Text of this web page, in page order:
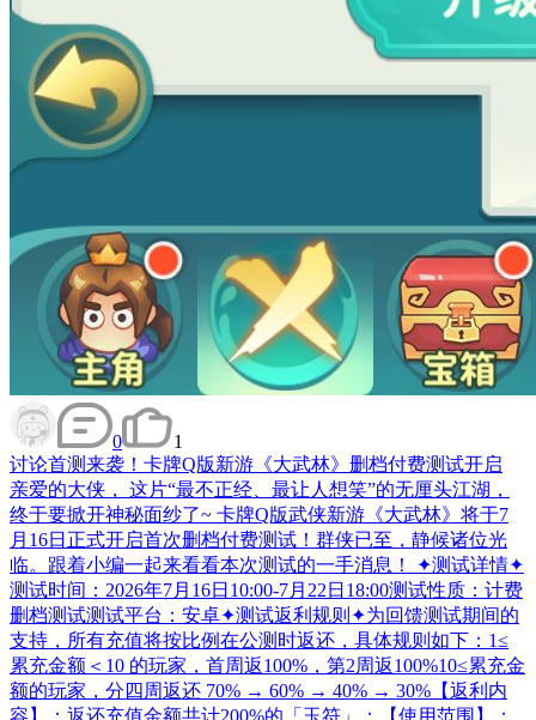
0
1
讨论首测来袭！卡牌Q版新游《大武林》删档付费测试开启
亲爱的大侠， 这片“最不正经、最让人想笑”的无厘头江湖，
终于要掀开神秘面纱了~ 卡牌Q版武侠新游《大武林》将于7
月16日正式开启首次删档付费测试！群侠已至，静候诸位光
临。跟着小编一起来看看本次测试的一手消息！ ✦测试详情✦
测试时间：2026年7月16日10:00-7月22日18:00测试性质：计费
删档测试测试平台：安卓✦测试返利规则✦为回馈测试期间的
支持，所有充值将按比例在公测时返还，具体规则如下：1≤
累充金额＜10 的玩家，首周返100%，第2周返100%10≤累充金
额的玩家，分四周返还 70% → 60% → 40% → 30%【返利内
容】：返还充值金额共计200%的「玉符」；【使用范围】：